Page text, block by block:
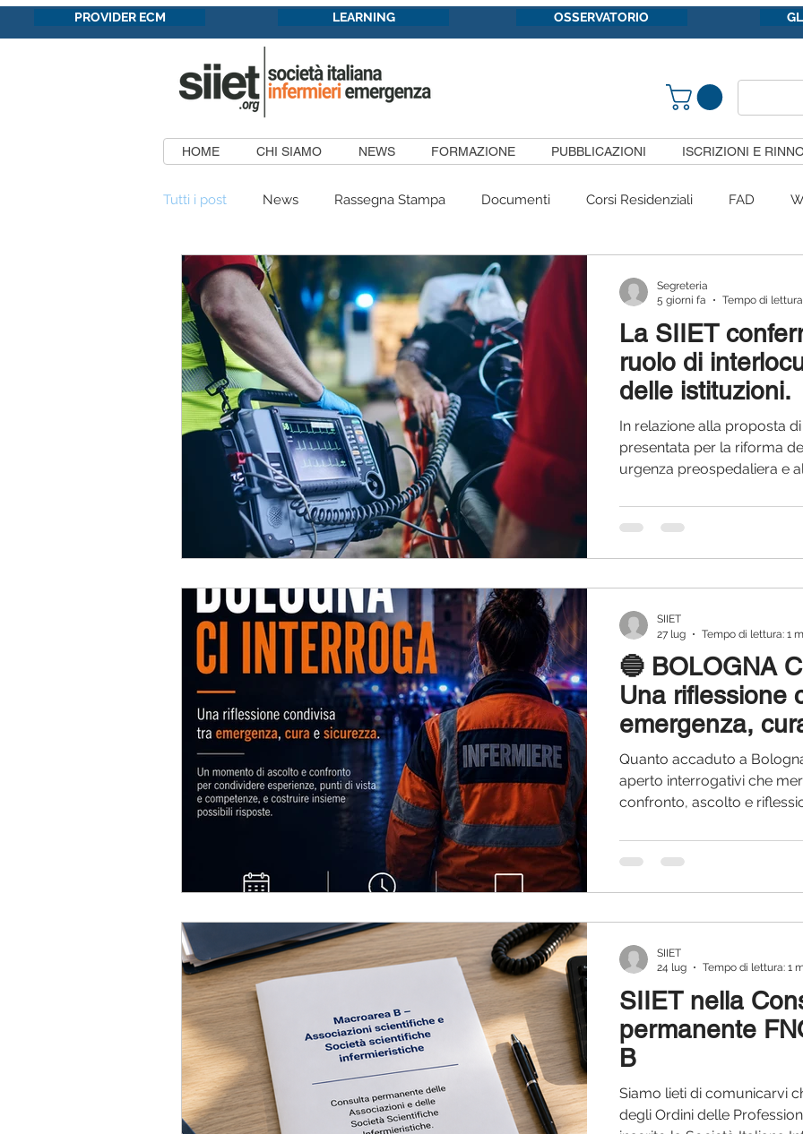
PROVIDER ECM LEARNING OSSERVATORIO
HOME CHI SIAMO NEWS FORMAZIONE PUBBLICAZIONI ISCRIZIONI E
Tutti i post News Rassegna Stampa Documenti Corsi Residenziali FAD
Formazione in convenzione Congressi #siietpericittadini
Patrocini Concessi Aree Pubblicazioni SiietFormazione Segnalazioni
Nurses'Magazine Manuali News di area
La SIIET
ruolo di
delle istituzioni.
In relazione alla proposta
presentata per la riforma
urgenza preospedaliera e
dei contenuti e nelle sedi
insieme ad altri
del settore, costituisce da
Segreteria
5 giorni fa
Tempo di
🔵 BOLOGNA
Una riflessione
emergenza,
Quanto accaduto a
aperto interrogativi che
confronto, ascolto e
riflettere insieme su
sulla gestione delle
coinvolgono persone non
SIIET
27 lug
Tempo di lettura: 1
SIIET nella
permanente
B
Siamo lieti di comunicarvi
degli Ordini delle
SIIET
24 lug
Tempo di lettura: 1